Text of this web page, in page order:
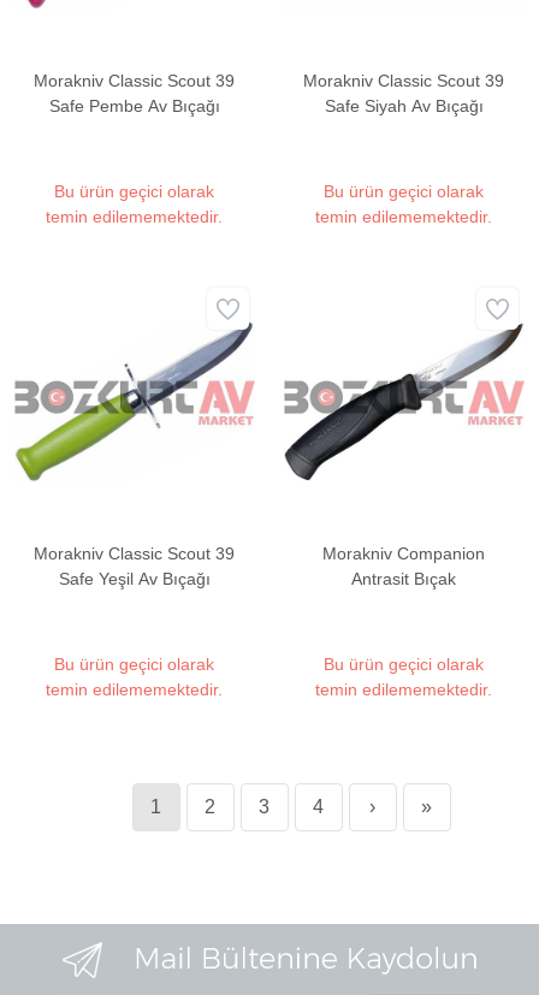
Morakniv Classic Scout 39
Safe Pembe Av Bıçağı
Bu ürün geçici olarak
temin edilememektedir.
Morakniv Classic Scout 39
Safe Siyah Av Bıçağı
Bu ürün geçici olarak
temin edilememektedir.
Morakniv Classic Scout 39
Safe Yeşil Av Bıçağı
Bu ürün geçici olarak
temin edilememektedir.
Morakniv Companion
Antrasit Bıçak
Bu ürün geçici olarak
temin edilememektedir.
1 2 3 4 › »